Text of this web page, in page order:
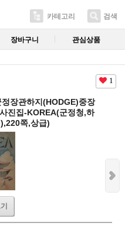
카테고리 검색
장바구니 관심상품
1
장관하지(HODGE)중장
진집-KOREA(군정청,하
쪽,상급)